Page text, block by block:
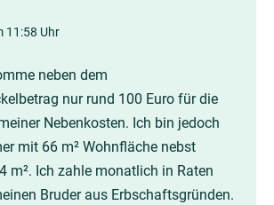
11:58 Uhr
neben dem
nur rund 100 Euro für die
Nebenkosten. Ich bin jedoch
mit 66 m² Wohnfläche nebst
m². Ich zahle monatlich in Raten
Bruder aus Erbschaftsgründen.